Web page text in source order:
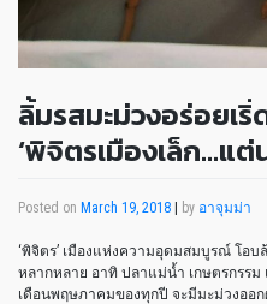
ลิ้มรสมะม่วงอร่อยเ
‘พิจิตรเมืองเล็ก…แต่
Posted on March 19, 2018 by อาจุมม่า
‘พิจิตร’ เมืองแห่งความอุดมสมบูรณ์ โอ
หลากหลาย อาทิ ปลาแม่น้ำ เกษตรกรร
เดือนพฤษภาคมของทุกปี จะมีมะม่วงออ